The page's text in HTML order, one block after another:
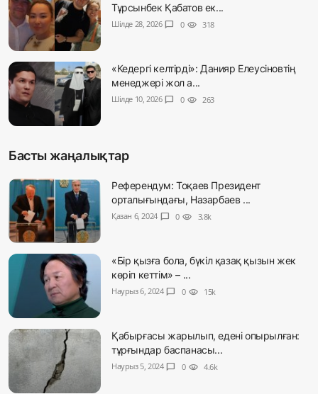
Тұрсынбек Қабатов ек...
Шілде 28, 2026 chat_bubble 0 visibility 318
«Кедергі келтірді»: Данияр Елеусіновтің
менеджері жол а...
Шілде 10, 2026 chat_bubble 0 visibility 263
Басты жаңалықтар
Референдум: Тоқаев Президент
орталығындағы, Назарбаев ...
Қазан 6, 2024 chat_bubble 0 visibility 3.8k
«Бір қызға бола, бүкіл қазақ қызын жек
көріп кеттім» – ...
Наурыз 6, 2024 chat_bubble 0 visibility 15k
Қабырғасы жарылып, едені опырылған:
тұрғындар баспанасы...
Наурыз 5, 2024 chat_bubble 0 visibility 4.6k